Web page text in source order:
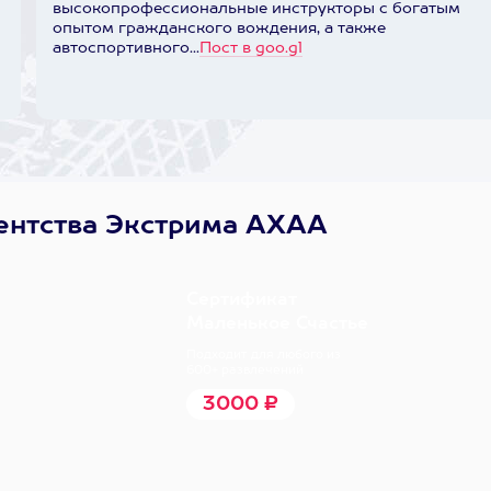
высокопрофессиональные инструкторы с богатым
опытом гражданского вождения, а также
автоспортивного... Пост в goo.gl
Экстрима АХАА
3000 ₽